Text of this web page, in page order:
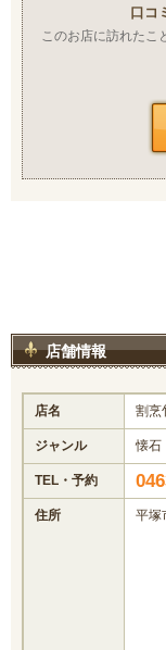
口コ
このお店に訪れたこ
店舗情報
店名 割烹
ジャンル 懐石
TEL・予約
住所 平塚